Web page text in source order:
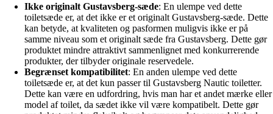
Ikke originalt Gustavsberg-sæde: En ulempe ved dette
toiletsæde er, at det ikke er et originalt Gustavsberg-sæde. Dette
kan betyde, at kvaliteten og pasformen muligvis ikke er på
samme niveau som et originalt sæde fra Gustavsberg. Dette gør
produktet mindre attraktivt sammenlignet med konkurrerende
produkter, der tilbyder originale reservedele.
Begrænset kompatibilitet: En anden ulempe ved dette
toiletsæde er, at det kun passer til Gustavsberg Nautic toiletter.
Dette kan være en udfordring, hvis man har et andet mærke eller
model af toilet, da sædet ikke vil være kompatibelt. Dette gør